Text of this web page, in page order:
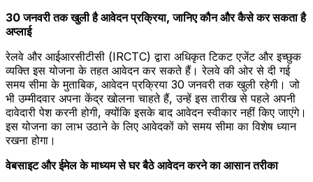
30 जनवरी तक खुली है आवेदन प्रक्रिया, जानिए कौन और कैसे कर सकता है
अप्लाई
रेलवे और आईआरसीटीसी (IRCTC) द्वारा अधिकृत टिकट एजेंट और इच्छुक
व्यक्ति इस योजना के तहत आवेदन कर सकते हैं। रेलवे की ओर से दी गई
समय सीमा के मुताबिक, आवेदन प्रक्रिया 30 जनवरी तक खुली रहेगी। जो
भी उम्मीदवार अपना केंद्र खोलना चाहते हैं, उन्हें इस तारीख से पहले अपनी
दावेदारी पेश करनी होगी, क्योंकि इसके बाद आवेदन स्वीकार नहीं किए जाएंगे।
इस योजना का लाभ उठाने के लिए आवेदकों को समय सीमा का विशेष ध्यान
रखना होगा।
वेबसाइट और ईमेल के माध्यम से घर बैठे आवेदन करने का आसान तरीका